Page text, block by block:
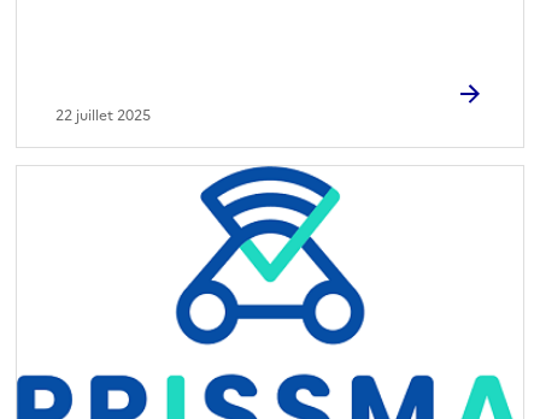
22 juillet 2025